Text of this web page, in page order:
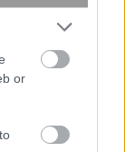
or